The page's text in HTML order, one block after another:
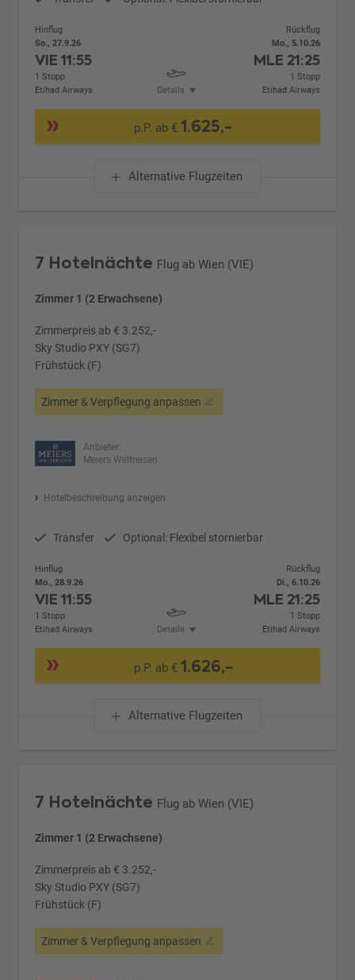
Hinflug
So., 27.9.26
VIE11:55
1 Stopp
Etihad Airways
Details
Rückflug
Mo., 5.10.26
MLE 21:25
1 Stopp
Etihad Airways
p.P. ab €1.625,-
Alternative Flugzeiten
7 Hotelnächte Flug ab Wien (VIE)
Zimmer 1 (2 Erwachsene)
Zimmerpreis ab € 3.252,-
Sky Studio PXY (SG7)
Frühstück (F)
Zimmer & Verpflegung anpassen
Anbieter:
Meiers Weltreisen
Hotelbeschreibung anzeigen
Transfer Optional: Flexibel stornierbar
Hinflug
Mo., 28.9.26
VIE11:55
1 Stopp
Etihad Airways
Details
Rückflug
Di., 6.10.26
MLE 21:25
1 Stopp
Etihad Airways
p.P. ab € 1.626,-
Alternative Flugzeiten
7 Hotelnächte Flug ab Wien (VIE)
Zimmer 1 (2 Erwachsene)
Zimmerpreis ab € 3.252,-
Sky Studio PXY (SG7)
Frühstück (F)
Zimmer & Verpflegung anpassen